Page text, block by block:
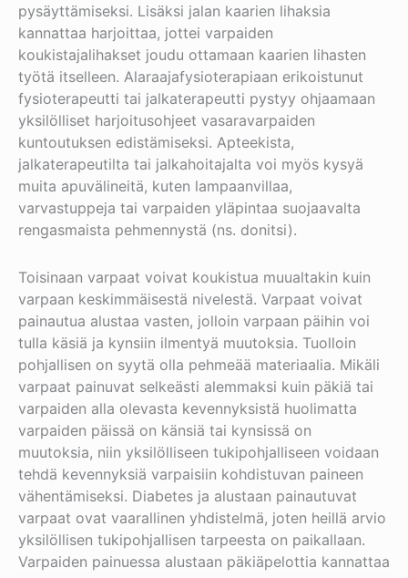
pysäyttämiseksi. Lisäksi jalan kaarien lihaksia
kannattaa harjoittaa, jottei varpaiden
koukistajalihakset joudu ottamaan kaarien lihasten
työtä itselleen. Alaraajafysioterapiaan erikoistunut
fysioterapeutti tai jalkaterapeutti pystyy ohjaamaan
yksilölliset harjoitusohjeet vasaravarpaiden
kuntoutuksen edistämiseksi. Apteekista,
jalkaterapeutilta tai jalkahoitajalta voi myös kysyä
muita apuvälineitä, kuten lampaanvillaa,
varvastuppeja tai varpaiden yläpintaa suojaavalta
rengasmaista pehmennystä (ns. donitsi).
Toisinaan varpaat voivat koukistua muualtakin kuin
varpaan keskimmäisestä nivelestä. Varpaat voivat
painautua alustaa vasten, jolloin varpaan päihin voi
tulla käsiä ja kynsiin ilmentyä muutoksia. Tuolloin
pohjallisen on syytä olla pehmeää materiaalia. Mikäli
varpaat painuvat selkeästi alemmaksi kuin päkiä tai
varpaiden alla olevasta kevennyksistä huolimatta
varpaiden päissä on känsiä tai kynsissä on
muutoksia, niin yksilölliseen tukipohjalliseen voidaan
tehdä kevennyksiä varpaisiin kohdistuvan paineen
vähentämiseksi. Diabetes ja alustaan painautuvat
varpaat ovat vaarallinen yhdistelmä, joten heillä arvio
yksilöllisen tukipohjallisen tarpeesta on paikallaan.
Varpaiden painuessa alustaan päkiäpelottia kannattaa